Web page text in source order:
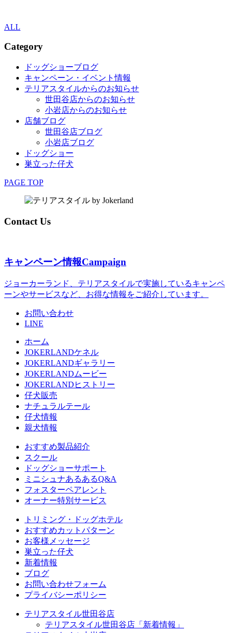
ALL
Category
ドッグショーブログ
キャンペーン・イベント情報
テリアスタイルからのお知らせ
世田谷店からのお知らせ
小岩店からのお知らせ
店舗ブログ
世田谷店ブログ
小岩店ブログ
ドッグショー
巣立った仔犬
PAGE TOP
Contact Us
キャンペーン情報Campaign
ジョーカーランド、テリアスタイルで実施しているキャンペ
ーンやサービスなど、お得な情報をご紹介しています。
お問い合わせ
LINE
ホーム
JOKERLANDケネル
JOKERLANDギャラリー
JOKERLANDムービー
JOKERLANDヒストリー
仔犬販売
ナチュラルテール
仔犬情報
親犬情報
おすすめ製品紹介
スクール
ドッグショーサポート
ミニシュナあるあるQ&A
フォスターペアレント
オーナー特別サービス
トリミング・ドッグホテル
おすすめカットパターン
お客様メッセージ
巣立った仔犬
新着情報
ブログ
お問い合わせフォーム
プライバシーポリシー
テリアスタイル世田谷店
テリアスタイル世田谷店「新着情報」